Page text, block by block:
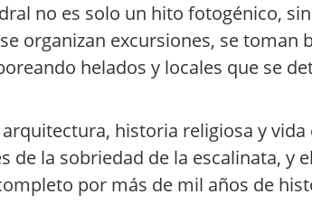
no es solo un hito fotogénico,
organizan excursiones, se toman
helados y locales que se
historia religiosa y
de la sobriedad de la escalinata, y
por más de mil años de